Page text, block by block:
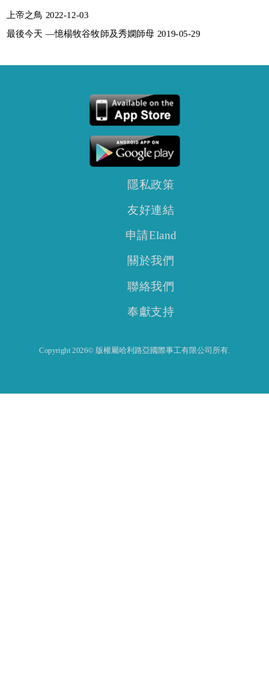
上帝之鳥 2022-12-03
最後今天 —憶楊牧谷牧師及秀嫻師母 2019-05-29
隱私政策
友好連結
申請Eland
關於我們
聯絡我們
奉獻支持
Copyright 2026© 版權屬哈利路亞國際事工有限公司所有.